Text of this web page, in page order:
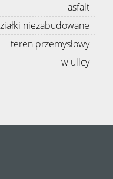
asfalt
niezabudowane
teren przemysłowy
w ulicy